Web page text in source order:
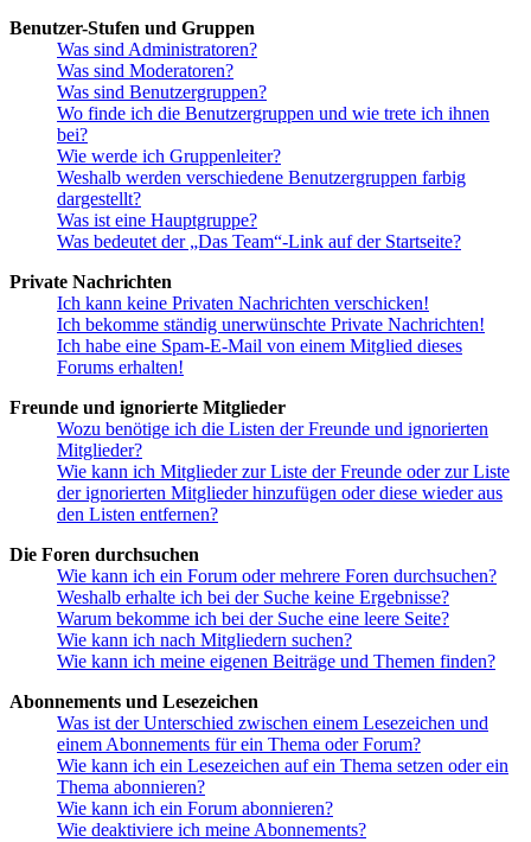
Benutzer-Stufen und Gruppen
Was sind Administratoren?
Was sind Moderatoren?
Was sind Benutzergruppen?
Wo finde ich die Benutzergruppen und wie trete ich ihnen
bei?
Wie werde ich Gruppenleiter?
Weshalb werden verschiedene Benutzergruppen farbig
dargestellt?
Was ist eine Hauptgruppe?
Was bedeutet der „Das Team“-Link auf der Startseite?
Private Nachrichten
Ich kann keine Privaten Nachrichten verschicken!
Ich bekomme ständig unerwünschte Private Nachrichten!
Ich habe eine Spam-E-Mail von einem Mitglied dieses
Forums erhalten!
Freunde und ignorierte Mitglieder
Wozu benötige ich die Listen der Freunde und ignorierten
Mitglieder?
Wie kann ich Mitglieder zur Liste der Freunde oder zur Liste
der ignorierten Mitglieder hinzufügen oder diese wieder aus
den Listen entfernen?
Die Foren durchsuchen
Wie kann ich ein Forum oder mehrere Foren durchsuchen?
Weshalb erhalte ich bei der Suche keine Ergebnisse?
Warum bekomme ich bei der Suche eine leere Seite?
Wie kann ich nach Mitgliedern suchen?
Wie kann ich meine eigenen Beiträge und Themen finden?
Abonnements und Lesezeichen
Was ist der Unterschied zwischen einem Lesezeichen und
einem Abonnements für ein Thema oder Forum?
Wie kann ich ein Lesezeichen auf ein Thema setzen oder ein
Thema abonnieren?
Wie kann ich ein Forum abonnieren?
Wie deaktiviere ich meine Abonnements?